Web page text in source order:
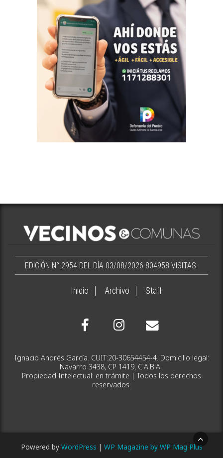
EDICIÓN N° 2954 DEL DÍA 03/08/2026 804958 VISITAS.
Inicio Archivo Staff
Ignacio Andrés García. CUIT:20-30654454-4. Domicilio legal:
Navarro 3438, CP 1419, C.A.B.A.
Propiedad Intelectual: en trámite | Todos los derechos
reservados.
Powered by WordPress | WP Magazine by WP Mag Plus